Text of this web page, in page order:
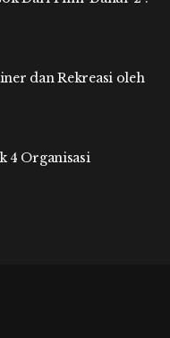
dan Rekreasi oleh
4 Organisasi